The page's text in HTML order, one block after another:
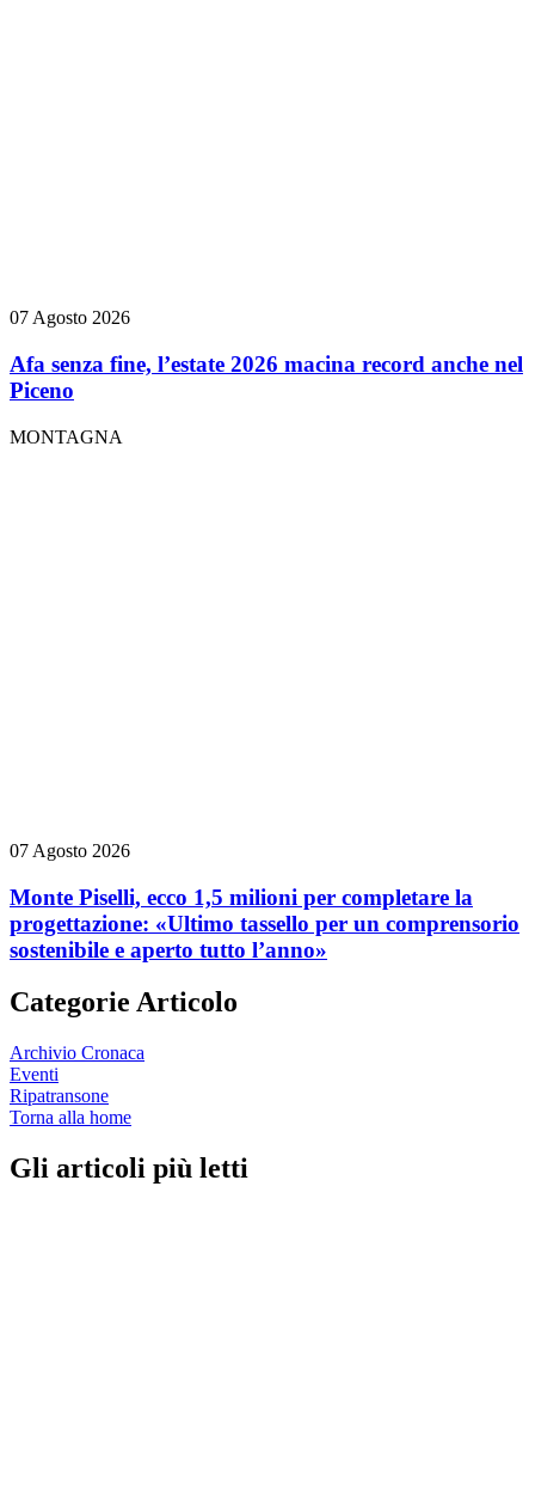
07 Agosto 2026
Afa senza fine, l’estate 2026 macina record anche nel
Piceno
MONTAGNA
07 Agosto 2026
Monte Piselli, ecco 1,5 milioni per completare la
progettazione: «Ultimo tassello per un comprensorio
sostenibile e aperto tutto l’anno»
Categorie Articolo
Archivio Cronaca
Eventi
Ripatransone
Torna alla home
Gli articoli più letti